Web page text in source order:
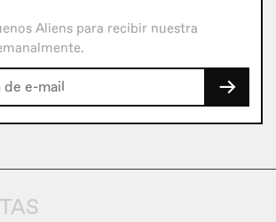
Aliens para recibir nuestra
→